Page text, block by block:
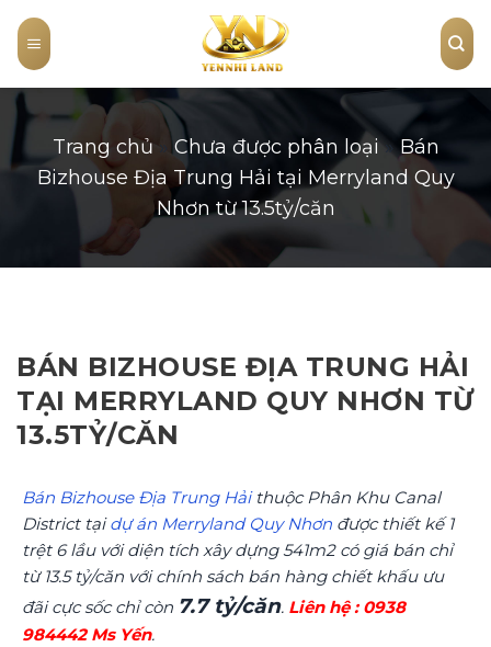
content
Trang chủ Chưa được phân loại»Bán
Bizhouse Địa Trung Hải tại Merryland Quy
Nhơn từ 13.5tỷ/căn
BÁN BIZHOUSE ĐỊA TRUNG HẢI
TẠI MERRYLAND QUY NHƠN TỪ
13.5TỶ/CĂN
Bán Bizhouse Địa Trung Hảithuộc Phân Khu Canal
District tạidự án Merryland Quy Nhơn được thiết kế 1
trệt 6 lầu với diện tích xây dựng 541m2 có giá bán chỉ
từ 13.5 tỷ/căn với chính sách bán hàng chiết khấu ưu
đãi cực sốc chỉ còn 7.7 tỷ/căn. Liên hệ : 0938
984442 Ms Yến.